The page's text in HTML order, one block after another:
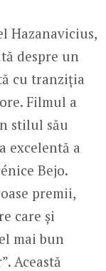
Hazanavicius,
despre un
cu tranziția
Filmul a
stilul său
excelentă a
Bejo.
premii,
care și
mai bun
Această